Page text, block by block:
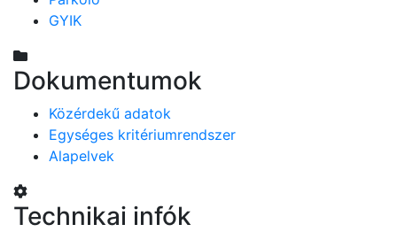
GYIK
Dokumentumok
Közérdekű adatok
Egységes kritériumrendszer
Alapelvek
Technikai infók